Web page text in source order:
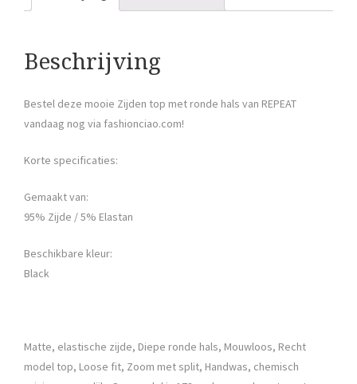
Beschrijving
Bestel deze mooie Zijden top met ronde hals van REPEAT
vandaag nog via fashionciao.com!
Korte specificaties:
Gemaakt van:
95% Zijde / 5% Elastan
Beschikbare kleur:
Black
Matte, elastische zijde, Diepe ronde hals, Mouwloos, Recht
model top, Loose fit, Zoom met split, Handwas, chemisch